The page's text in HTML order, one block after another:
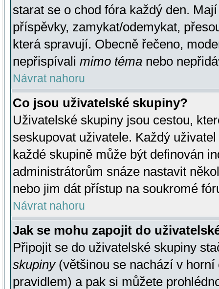
starat se o chod fóra každý den.
příspěvky, zamykat/odemykat,
která spravují. Obecně řečeno,
nepřispívali mimo téma nebo
Návrat nahoru
Co jsou uživatelské skupiny?
Uživatelské skupiny jsou cestou,
seskupovat uživatele. Každý
každé skupině může být definován
administrátorům snáze nastavit
nebo jim dát přístup na soukromé
Návrat nahoru
Jak se mohu zapojit do
Připojit se do uživatelské skupiny
skupiny(většinou se nachází v horní
pravidlem) a pak si můžete